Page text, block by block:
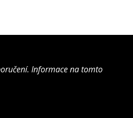
Informace na tomto